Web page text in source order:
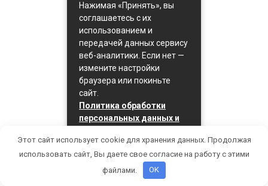
Нажимая «Принять», вы
соглашаетесь с их
использованием и
передачей данных сервису
веб-аналитики. Если нет —
измените настройки
браузера или покиньте
сайт.
Политика обработки
персональных данных и
Принять
Этот сайт использует cookie для хранения данных. Продолжая
использовать сайт, Вы даете свое согласие на работу с этими
файлами.
OK